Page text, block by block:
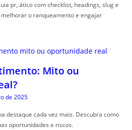
pr, ático com checklist, headings, slug e
o ranqueamento e engajar
Mito ou
de 2025
destaque cada vez mais. Descubra como
oportunidades e riscos.